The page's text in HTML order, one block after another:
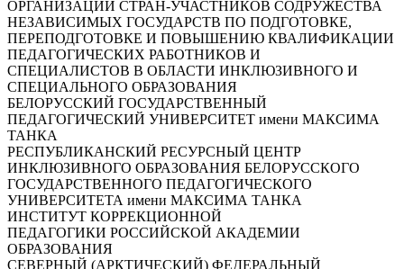
ОРГАНИЗАЦИИ СТРАН-УЧАСТНИКОВ СОДРУЖЕСТВА
НЕЗАВИСИМЫХ ГОСУДАРСТВ ПО ПОДГОТОВКЕ,
ПЕРЕПОДГОТОВКЕ И ПОВЫШЕНИЮ КВАЛИФИКАЦИИ
ПЕДАГОГИЧЕСКИХ РАБОТНИКОВ И
СПЕЦИАЛИСТОВ В ОБЛАСТИ ИНКЛЮЗИВНОГО И
СПЕЦИАЛЬНОГО ОБРАЗОВАНИЯ
БЕЛОРУССКИЙ ГОСУДАРСТВЕННЫЙ
ПЕДАГОГИЧЕСКИЙ УНИВЕРСИТЕТ имени МАКСИМА
ТАНКА
РЕСПУБЛИКАНСКИЙ РЕСУРСНЫЙ ЦЕНТР
ИНКЛЮЗИВНОГО ОБРАЗОВАНИЯ БЕЛОРУССКОГО
ГОСУДАРСТВЕННОГО ПЕДАГОГИЧЕСКОГО
УНИВЕРСИТЕТА имени МАКСИМА ТАНКА
ИНСТИТУТ КОРРЕКЦИОННОЙ
ПЕДАГОГИКИ РОССИЙСКОЙ АКАДЕМИИ
ОБРАЗОВАНИЯ
СЕВЕРНЫЙ (АРКТИЧЕСКИЙ) ФЕДЕРАЛЬНЫЙ